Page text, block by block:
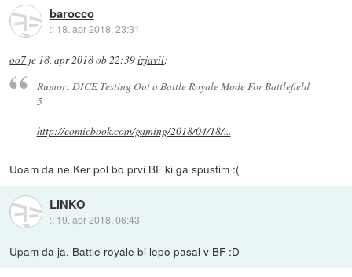
barocco
:: 18. apr 2018, 23:31
oo7 je 18. apr 2018 ob 22:39izjavil:
Rumor: DICE Testing Out a Battle Royale Mode For Battlefield
5
http://comicbook.com/gaming/2018/04/18/...
Uoam da ne.Ker pol bo prvi BF ki ga spustim :(
LINKO
:: 19. apr 2018, 06:43
Upam da ja. Battle royale bi lepo pasal v BF :D